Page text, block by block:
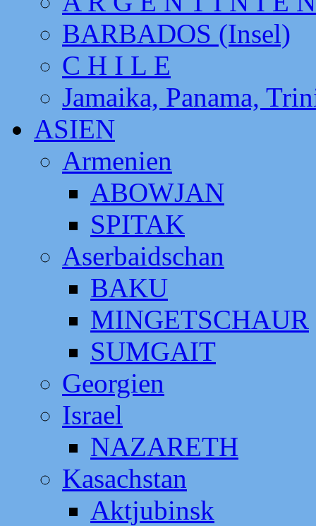
BARBADOS (Insel)
C H I L E
Jamaika, Panama,
ASIEN
Armenien
ABOWJAN
SPITAK
Aserbaidschan
BAKU
MINGETSCHAUR
SUMGAIT
Georgien
Israel
NAZARETH
Kasachstan
Aktjubinsk